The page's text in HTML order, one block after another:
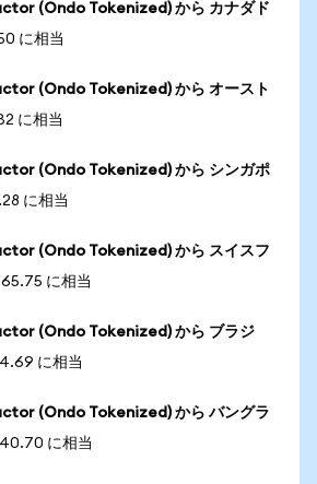
(Ondo Tokenized) から カナダド
に相当
(Ondo Tokenized) から オースト
に相当
(Ondo Tokenized) から シンガポ
に相当
(Ondo Tokenized) から スイスフ
に相当
(Ondo Tokenized) から ブラジ
に相当
(Ondo Tokenized) から バングラ
に相当